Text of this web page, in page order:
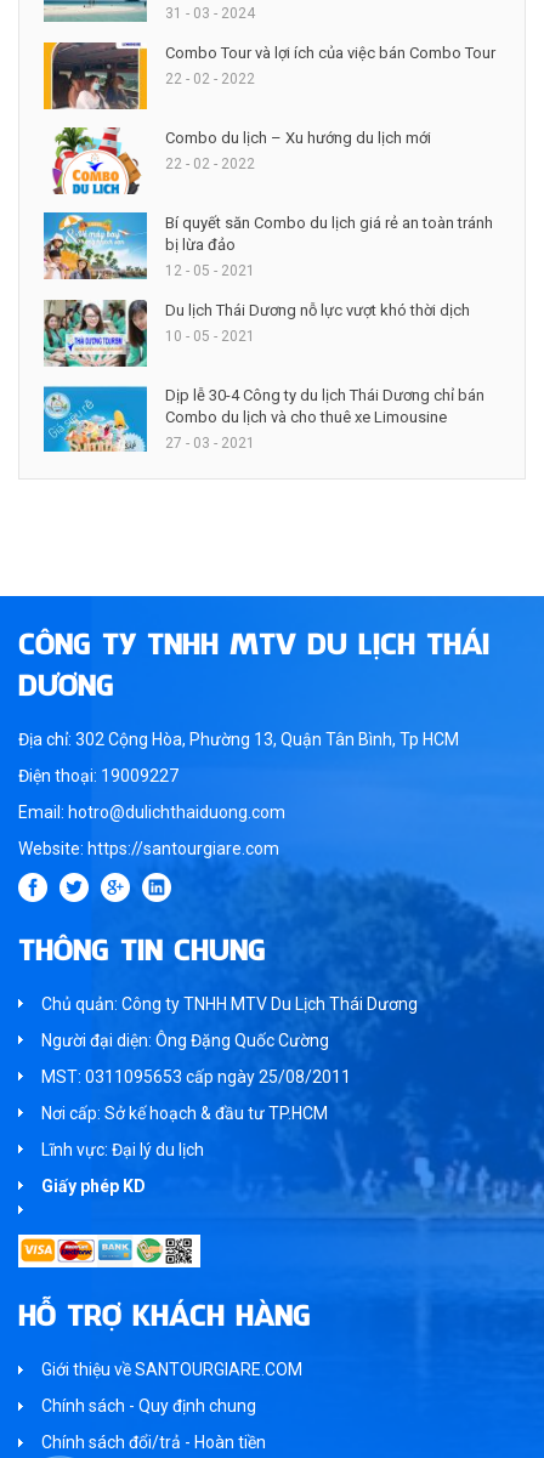
31 - 03 - 2024
Combo Tour và lợi ích của việc bán Combo Tour
22 - 02 - 2022
Combo du lịch – Xu hướng du lịch mới
22 - 02 - 2022
Bí quyết săn Combo du lịch giá rẻ an toàn tránh
bị lừa đảo
12 - 05 - 2021
Du lịch Thái Dương nỗ lực vượt khó thời dịch
10 - 05 - 2021
Dịp lễ 30-4 Công ty du lịch Thái Dương chỉ bán
Combo du lịch và cho thuê xe Limousine
27 - 03 - 2021
CÔNG TY TNHH MTV DU LỊCH THÁI
DƯƠNG
Địa chỉ: 302 Cộng Hòa, Phường 13, Quận Tân Bình, Tp HCM
Điện thoại: 19009227
Email: hotro@dulichthaiduong.com
Website: https://santourgiare.com
THÔNG TIN CHUNG
Chủ quản: Công ty TNHH MTV Du Lịch Thái Dương
Người đại diện: Ông Đặng Quốc Cường
MST: 0311095653 cấp ngày 25/08/2011
Nơi cấp: Sở kế hoạch & đầu tư TP.HCM
Lĩnh vực: Đại lý du lịch
Giấy phép KD
HỖ TRỢ KHÁCH HÀNG
Giới thiệu về SANTOURGIARE.COM
Chính sách - Quy định chung
Chính sách đổi/trả - Hoàn tiền